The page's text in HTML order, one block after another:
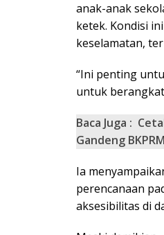
anak-anak
ketek. Kondisi
keselamatan,
“Ini penting
untuk
Baca Juga :
Gandeng
Ia
perencanaan
aksesibilitas di